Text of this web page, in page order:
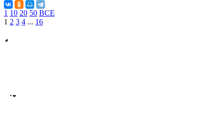
1 10 20 50 ВСЕ
1 2 3 4 ... 16